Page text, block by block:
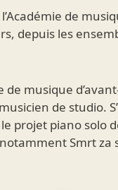
de
depuis les
de musique
de studio.
projet piano solo
Smrt za